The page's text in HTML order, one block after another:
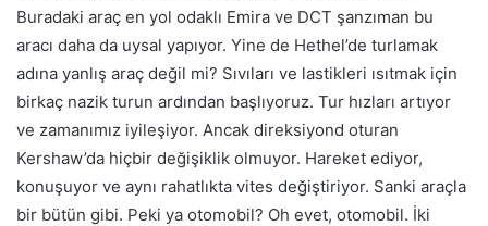
Buradaki araç en yol odaklı Emira ve DCT şanzıman bu
aracı daha da uysal yapıyor. Yine de Hethel’de turlamak
adına yanlış araç değil mi? Sıvıları ve lastikleri ısıtmak için
birkaç nazik turun ardından başlıyoruz. Tur hızları artıyor
ve zamanımız iyileşiyor. Ancak direksiyond oturan
Kershaw’da hiçbir değişiklik olmuyor. Hareket ediyor,
konuşuyor ve aynı rahatlıkta vites değiştiriyor. Sanki araçla
bir bütün gibi. Peki ya otomobil? Oh evet, otomobil. İki